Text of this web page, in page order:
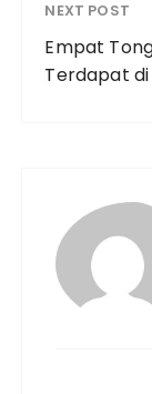
NEXT POST
Empat
Terdapat di